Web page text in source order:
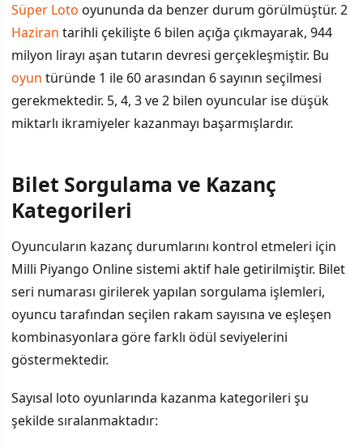
Süper Loto oyununda da benzer durum görülmüştür. 2
Haziran tarihli çekilişte 6 bilen açığa çıkmayarak, 944
milyon lirayı aşan tutarın devresi gerçekleşmiştir. Bu
oyun türünde 1 ile 60 arasından 6 sayının seçilmesi
gerekmektedir. 5, 4, 3 ve 2 bilen oyuncular ise düşük
miktarlı ikramiyeler kazanmayı başarmışlardır.
Bilet Sorgulama ve Kazanç
Kategorileri
Oyuncuların kazanç durumlarını kontrol etmeleri için
Milli Piyango Online sistemi aktif hale getirilmiştir. Bilet
seri numarası girilerek yapılan sorgulama işlemleri,
oyuncu tarafından seçilen rakam sayısına ve eşleşen
kombinasyonlara göre farklı ödül seviyelerini
göstermektedir.
Sayısal loto oyunlarında kazanma kategorileri şu
şekilde sıralanmaktadır: